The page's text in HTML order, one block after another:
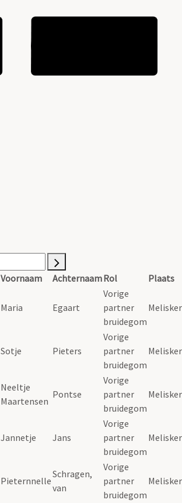
Voornaam AchternaamRol Plaats
Maria Egaart
Vorige
partner
bruidegom
Sotje Pieters
Vorige
partner
bruidegom
Neeltje
Maartensen
Pontse
Vorige
partner
bruidegom
Jannetje Jans
Vorige
partner
bruidegom
Pieternnelle
Schragen,
van
Vorige
partner
bruidegom